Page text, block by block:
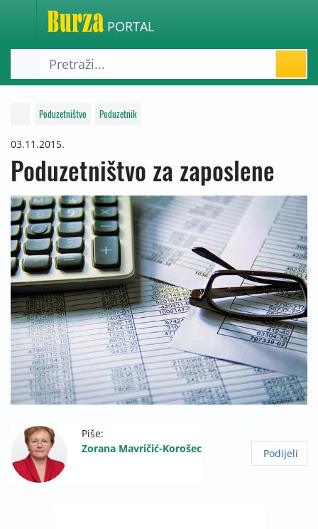
PORTAL
Poduzetništvo Poduzetnik
03.11.2015.
Poduzetništvo za zaposlene
Piše:
Zorana Mavričić-Korošec
Podijeli